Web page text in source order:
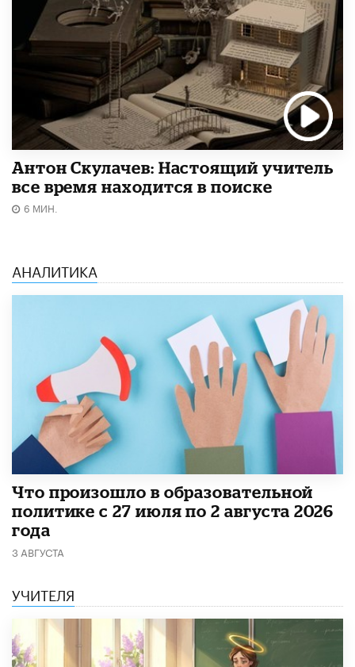
Антон Скулачев: Настоящий учитель
все время находится в поиске
6 МИН.
АНАЛИТИКА
​Что произошло в образовательной
политике с 27 июля по 2 августа 2026
года
3 АВГУСТА
УЧИТЕЛЯ